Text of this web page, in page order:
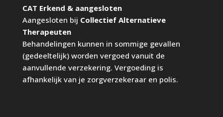
CAT Erkend & aangesloten
Aangesloten bij Collectief Alternatieve
Therapeuten
Behandelingen kunnen in sommige gevallen
(gedeeltelijk) worden vergoed vanuit de
aanvullende verzekering. Vergoeding is
afhankelijk van je zorgverzekeraar en polis.